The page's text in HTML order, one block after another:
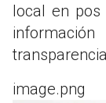
local en pos
image.png